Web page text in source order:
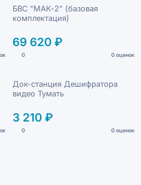
БВС "МАК-2" (базовая
комплектация)
69 620 ₽
0 0 оценок
Док-станция Дешифратора
видео Тумать
3 210 ₽
0 0 оценок